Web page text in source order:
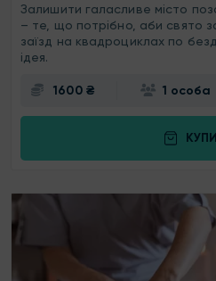
Залишити галасливе місто
– те, що потрібно, аби свято
заїзд на квадроциклах по
ідея.
1600 ₴ 1 особа